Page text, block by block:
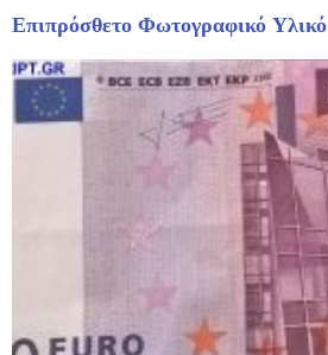
Επιπρόσθετο Φωτογραφικό Υλικό